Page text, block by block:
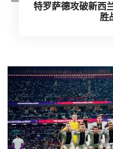
特罗萨德攻破新西
胜